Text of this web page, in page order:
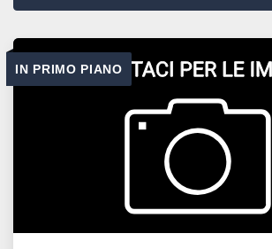
Tutte le categorie
IN PRIMO PIANO